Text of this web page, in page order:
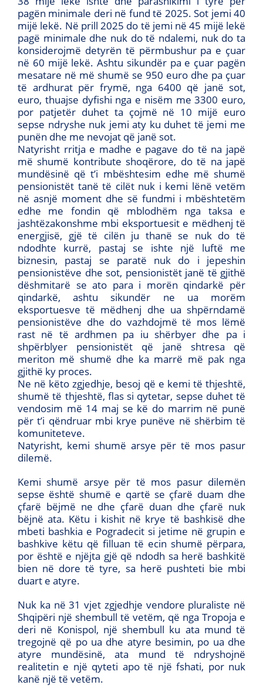
pagën minimale deri në fund të 2025. Sot jemi 40
mijë lekë. Në prill 2025 do të jemi në 45 mijë lekë
pagë minimale dhe nuk do të ndalemi, nuk do ta
konsiderojmë detyrën të përmbushur pa e çuar
në 60 mijë lekë. Ashtu sikundër pa e çuar pagën
mesatare në më shumë se 950 euro dhe pa çuar
të ardhurat për frymë, nga 6400 që janë sot,
euro, thuajse dyfishi nga e nisëm me 3300 euro,
por patjetër duhet ta çojmë në 10 mijë euro
sepse ndryshe nuk jemi aty ku duhet të jemi me
punën dhe me nevojat që janë sot.
Natyrisht rritja e madhe e pagave do të na japë
më shumë kontribute shoqërore, do të na japë
mundësinë që t’i mbështesim edhe më shumë
pensionistët tanë të cilët nuk i kemi lënë vetëm
në asnjë moment dhe së fundmi i mbështetëm
edhe me fondin që mblodhëm nga taksa e
jashtëzakonshme mbi eksportuesit e mëdhenj të
energjisë, gjë të cilën ju thanë se nuk do të
ndodhte kurrë, pastaj se ishte një luftë me
biznesin, pastaj se paratë nuk do i jepeshin
pensionistëve dhe sot, pensionistët janë të gjithë
dëshmitarë se ato para i morën qindarkë për
qindarkë, ashtu sikundër ne ua morëm
eksportuesve të mëdhenj dhe ua shpërndamë
pensionistëve dhe do vazhdojmë të mos lëmë
rast në të ardhmen pa iu shërbyer dhe pa i
shpërblyer pensionistët që janë shtresa që
meriton më shumë dhe ka marrë më pak nga
gjithë ky proces.
Ne në këto zgjedhje, besoj që e kemi të thjeshtë,
shumë të thjeshtë, flas si qytetar, sepse duhet të
vendosim më 14 maj se kë do marrim në punë
për t’i qëndruar mbi krye punëve në shërbim të
komuniteteve.
Natyrisht, kemi shumë arsye për të mos pasur
dilemë.
Kemi shumë arsye për të mos pasur dilemën
sepse është shumë e qartë se çfarë duam dhe
çfarë bëjmë ne dhe çfarë duan dhe çfarë nuk
bëjnë ata. Këtu i kishit në krye të bashkisë dhe
mbeti bashkia e Pogradecit si jetime në grupin e
bashkive këtu që filluan të ecin shumë përpara,
por është e njëjta gjë që ndodh sa herë bashkitë
bien në dore të tyre, sa herë pushteti bie mbi
duart e atyre.
Nuk ka në 31 vjet zgjedhje vendore pluraliste në
Shqipëri një shembull të vetëm, që nga Tropoja e
deri në Konispol, një shembull ku ata mund të
tregojnë që po ua dhe atyre besimin, po ua dhe
atyre mundësinë, ata mund të ndryshojnë
realitetin e një qyteti apo të një fshati, por nuk
kanë një të vetëm.